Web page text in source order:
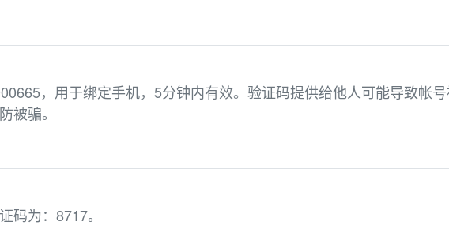
，用于绑定手机，5分钟内有效。验证码提供给他人可能导致帐
被骗。
码为：8717。